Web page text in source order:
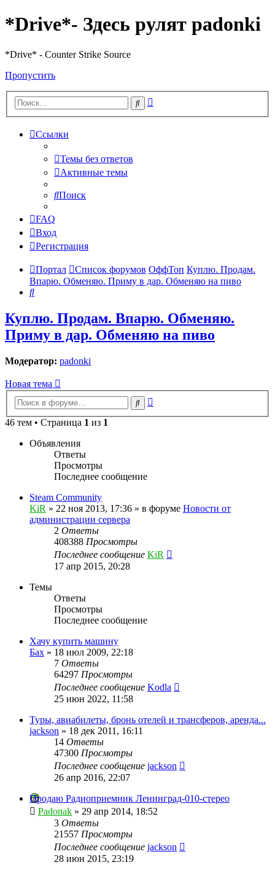
*Drive*- Здесь рулят padonki
*Drive* - Counter Strike Source
Пропустить
Поиск
Ссылки
Темы без ответов
Активные темы
Поиск
FAQ
Вход
Регистрация
Портал Список форумов ОффТоп Куплю. Продам.
Впарю. Обменяю. Приму в дар. Обменяю на пиво
Поиск
Куплю. Продам. Впарю. Обменяю.
Приму в дар. Обменяю на пиво
Модератор: padonki
Новая тема
Поиск
46 тем • Страница 1 из 1
Объявления
Ответы
Просмотры
Последнее сообщение
Steam Community
KiR » 22 ноя 2013, 17:36 » в форуме Новости от
администрации сервера
2 Ответы
408388 Просмотры
Последнее сообщение KiR
17 апр 2015, 20:28
Темы
Ответы
Просмотры
Последнее сообщение
Хачу купить машину
Бах » 18 июл 2009, 22:18
7 Ответы
64297 Просмотры
Последнее сообщение Kodla
25 июн 2022, 11:58
Туры, авиабилеты, бронь отелей и трансферов, аренда...
jackson » 18 дек 2011, 16:11
14 Ответы
47300 Просмотры
Последнее сообщение jackson
26 апр 2016, 22:07
Продаю Радиоприемник Ленинград-010-стерео
Padonak » 29 апр 2014, 18:52
3 Ответы
21557 Просмотры
Последнее сообщение jackson
28 июн 2015, 23:19